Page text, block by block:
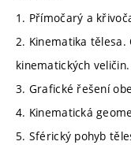
1. Přímočarý a
2. Kinematika
kinematických veličin.
3. Grafické řešení
4. Kinematická
5. Sférický pohyb